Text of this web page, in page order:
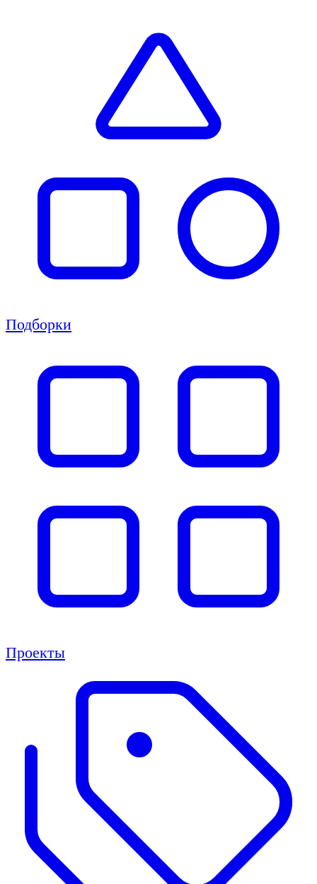
Подборки
Проекты